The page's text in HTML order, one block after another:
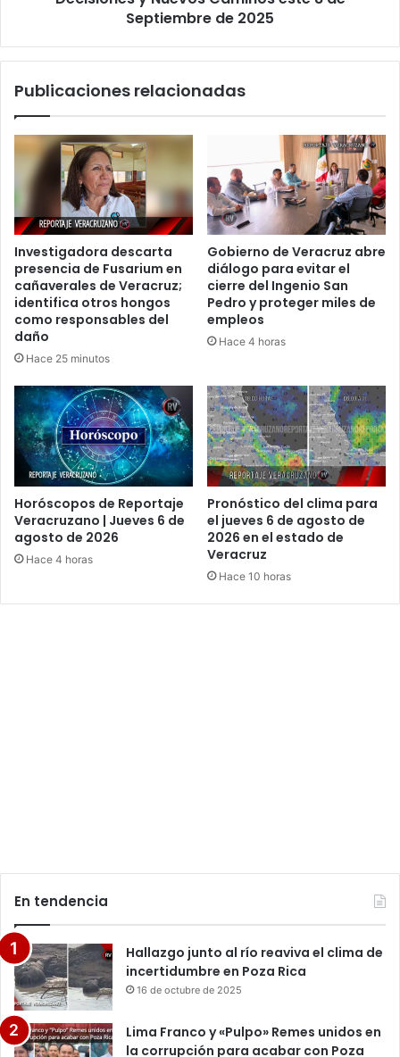
Septiembre
2025
Septiembre de 2025
Publicaciones relacionadas
Investigadora descarta
presencia de Fusarium en
cañaverales de Veracruz;
identifica otros hongos
como responsables del
daño
Hace 25 minutos
Gobierno de Veracruz abre
diálogo para evitar el
cierre del Ingenio San
Pedro y proteger miles de
empleos
Hace 4 horas
Horóscopos de Reportaje
Veracruzano | Jueves 6 de
agosto de 2026
Hace 4 horas
Pronóstico del clima para
el jueves 6 de agosto de
2026 en el estado de
Veracruz
Hace 10 horas
En tendencia
Hallazgo junto al río reaviva el clima de
incertidumbre en Poza Rica
16 de octubre de 2025
Lima Franco y «Pulpo» Remes unidos en
la corrupción para acabar con Poza